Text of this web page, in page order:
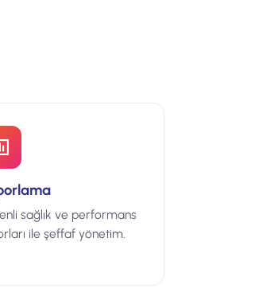
sağlık ve performans
ile şeffaf yönetim.